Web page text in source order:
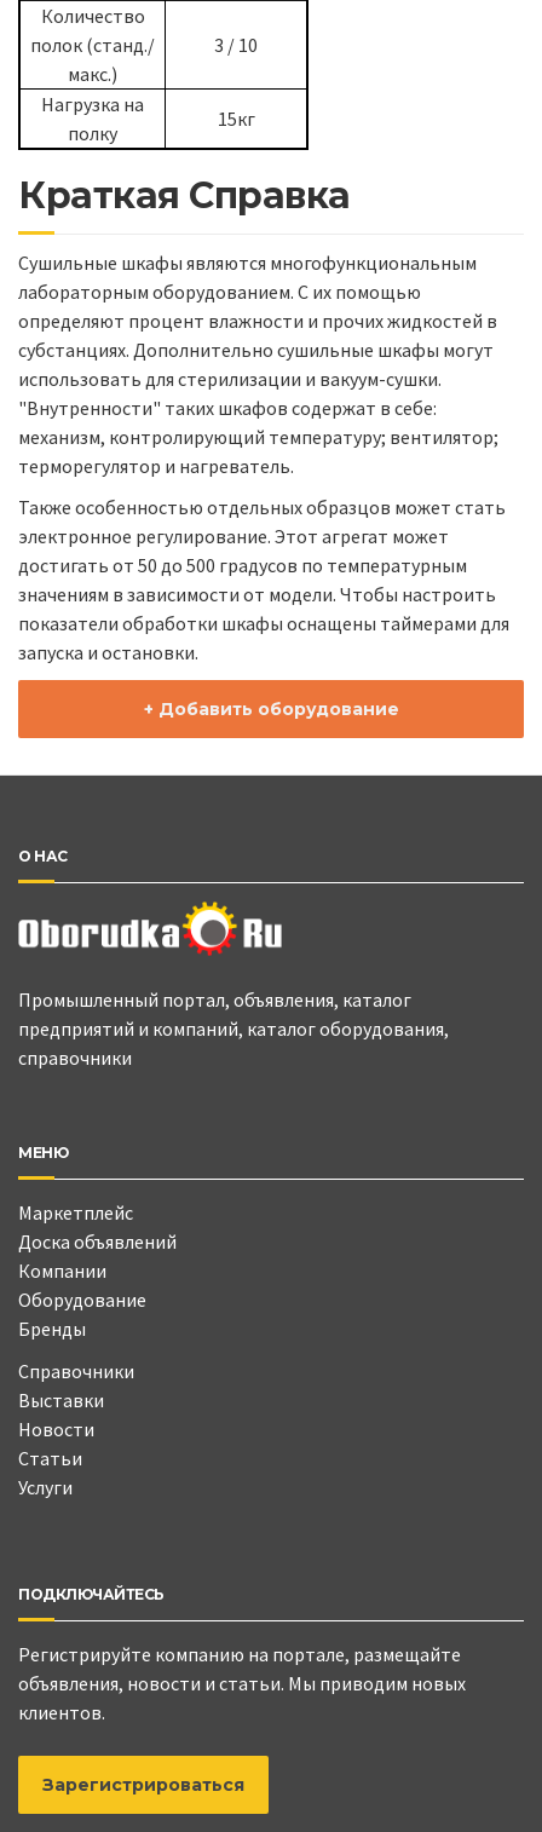
Количество
полок (станд./
макс.)
3 / 10
Нагрузка на
полку
15кг
Краткая Справка
Сушильные шкафы являются многофункциональным
лабораторным оборудованием. С их помощью
определяют процент влажности и прочих жидкостей в
субстанциях. Дополнительно сушильные шкафы могут
использовать для стерилизации и вакуум-сушки.
"Внутренности" таких шкафов содержат в себе:
механизм, контролирующий температуру; вентилятор;
терморегулятор и нагреватель.
Также особенностью отдельных образцов может стать
электронное регулирование. Этот агрегат может
достигать от 50 до 500 градусов по температурным
значениям в зависимости от модели. Чтобы настроить
показатели обработки шкафы оснащены таймерами для
запуска и остановки.
+ Добавить оборудование
О НАС
Промышленный портал, объявления, каталог
предприятий и компаний, каталог оборудования,
справочники
МЕНЮ
Маркетплейс
Доска объявлений
Компании
Оборудование
Бренды
Справочники
Выставки
Новости
Статьи
Услуги
ПОДКЛЮЧАЙТЕСЬ
Регистрируйте компанию на портале, размещайте
объявления, новости и статьи. Мы приводим новых
клиентов.
Зарегистрироваться